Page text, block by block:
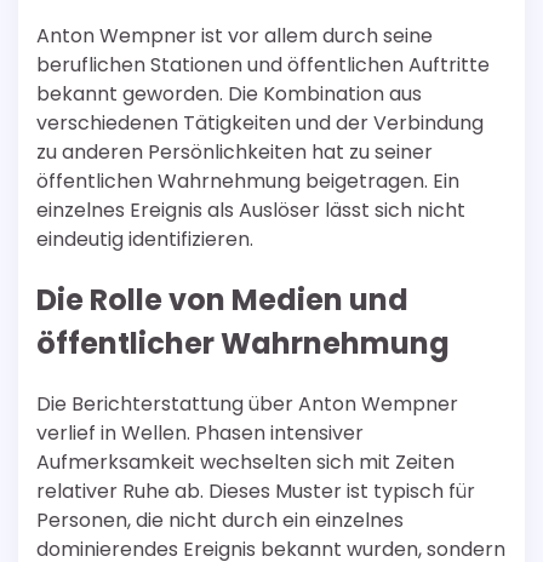
Anton Wempner ist vor allem durch seine
beruflichen Stationen und öffentlichen Auftritte
bekannt geworden. Die Kombination aus
verschiedenen Tätigkeiten und der Verbindung
zu anderen Persönlichkeiten hat zu seiner
öffentlichen Wahrnehmung beigetragen. Ein
einzelnes Ereignis als Auslöser lässt sich nicht
eindeutig identifizieren.
Die Rolle von Medien und
öffentlicher Wahrnehmung
Die Berichterstattung über Anton Wempner
verlief in Wellen. Phasen intensiver
Aufmerksamkeit wechselten sich mit Zeiten
relativer Ruhe ab. Dieses Muster ist typisch für
Personen, die nicht durch ein einzelnes
dominierendes Ereignis bekannt wurden, sondern